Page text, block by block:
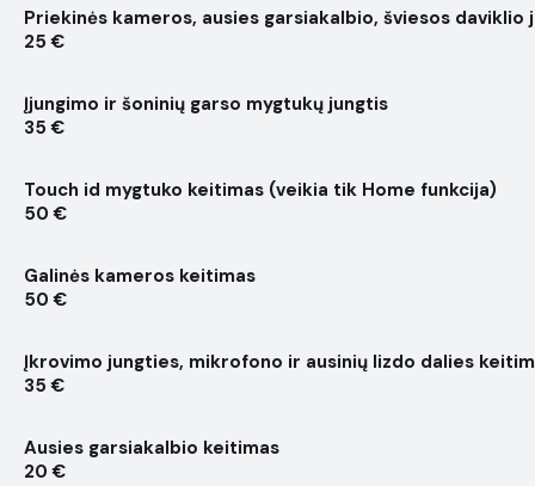
Priekinės kameros, ausies garsiakalbio, šviesos daviklio
25 €
Įjungimo ir šoninių garso mygtukų jungtis
35 €
Touch id mygtuko keitimas (veikia tik Home funkcija)
50 €
Galinės kameros keitimas
50 €
Įkrovimo jungties, mikrofono ir ausinių lizdo dalies
35 €
Ausies garsiakalbio keitimas
20 €